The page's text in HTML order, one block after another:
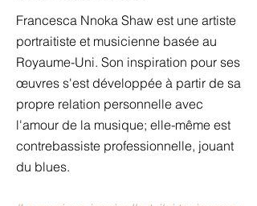
Francesca Nnoka Shaw est une artiste
portraitiste et musicienne basée au
Royaume-Uni. Son inspiration pour ses
œuvres s'est développée à partir de sa
propre relation personnelle avec
l'amour de la musique; elle-même est
contrebassiste professionnelle, jouant
du blues.